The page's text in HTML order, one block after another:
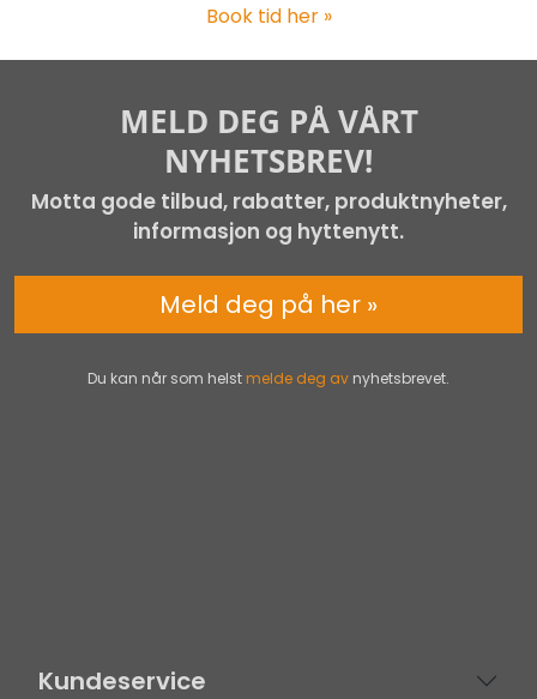
Book tid her »
Kundeservice
MELD DEG PÅ VÅRT
NYHETSBREV!
Motta gode tilbud, rabatter, produktnyheter,
informasjon og hyttenytt.
Du kan når som helst melde deg av nyhetsbrevet.
Meld deg på her »